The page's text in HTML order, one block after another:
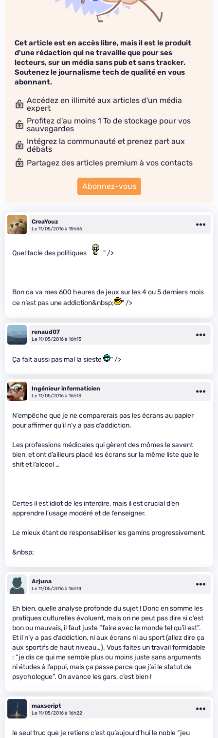
Cet article est en accès libre, mais il est le produit
d'une rédaction qui ne travaille que pour ses
lecteurs, sur un média sans pub et sans tracker.
Soutenez le journalisme tech de qualité en vous
abonnant.
Accédez en illimité aux articles d'un média
expert
Profitez d'au moins 1 To de stockage pour vos
sauvegardes
Intégrez la communauté et prenez part aux
débats
Partagez des articles premium à vos contacts
Abonnez-vous
CreaYouz
Le 11/05/2016 à 15h56
Quel tacle des politiques " />
Bon ca va mes 600 heures de jeux sur les 4 ou 5 derniers mois
ce n’est pas une addiction&nbsp;
" />
renaud07
Le 11/05/2016 à 16h13
Ça fait aussi pas mal la sieste " />
Ingénieur informaticien
Le 11/05/2016 à 16h13
N’empêche que je ne comparerais pas les écrans au papier
pour affirmer qu’il n’y a pas d’addiction.
Les professions médicales qui gèrent des mômes le savent
bien, et ont d’ailleurs placé les écrans sur la même liste que le
shit et l’alcool …
Certes il est idiot de les interdire, mais il est crucial d’en
apprendre l’usage modéré et de l’enseigner.
Le mieux étant de responsabiliser les gamins progressivement.
&nbsp;
Arjuna
Le 11/05/2016 à 16h14
Eh bien, quelle analyse profonde du sujet ! Donc en somme les
pratiques culturelles évoluent, mais on ne peut pas dire si c’est
bon ou mauvais, il faut juste “faire avec le monde tel qu’il est”.
Et il n’y a pas d’addiction, ni aux écrans ni au sport (allez dire ça
aux sportifs de haut niveau…). Vous faites un travail formidable
: “je dis ce qui me semble plus ou moins juste sans arguments
ni études à l’appui, mais ça passe parce que j’ai le statut de
psychologue”. On avance les gars, c’est bien !
maxscript
Le 11/05/2016 à 16h22
le seul truc que je retiens c’est qu’aujourd’hui le noble “jeu